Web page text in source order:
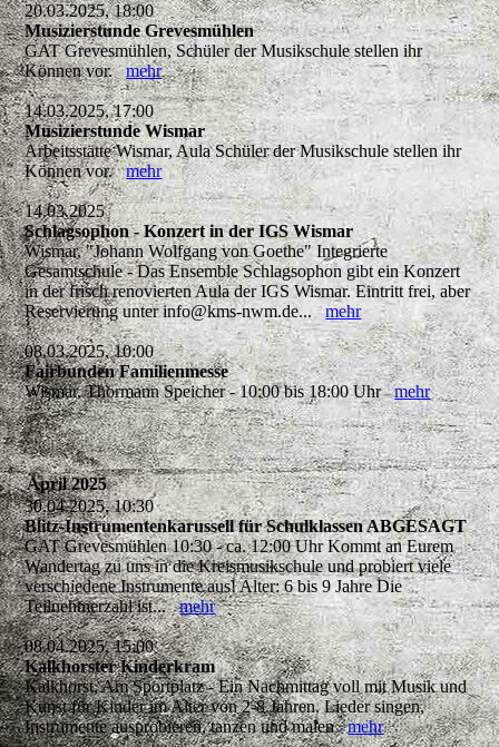
20.03.2025, 18:00
Musizierstunde Grevesmühlen
GAT Grevesmühlen, Schüler der Musikschule stellen ihr
Können vor.mehr
14.03.2025, 17:00
Musizierstunde Wismar
Arbeitsstätte Wismar, Aula Schüler der Musikschule stellen ihr
Können vor.mehr
14.03.2025
Schlagsophon - Konzert in der IGS Wismar
Wismar, "Johann Wolfgang von Goethe" Integrierte
Gesamtschule - Das Ensemble Schlagsophon gibt ein Konzert
in der frisch renovierten Aula der IGS Wismar. Eintritt frei, aber
Reservierung unter info@kms-nwm.de...mehr
08.03.2025, 10:00
Fairbunden Familienmesse
Wismar, Thormann Speicher - 10:00 bis 18:00 Uhrmehr
April 2025
30.04.2025, 10:30
Blitz-Instrumentenkarussell für Schulklassen ABGESAGT
GAT Grevesmühlen 10:30 - ca. 12:00 Uhr Kommt an Eurem
Wandertag zu uns in die Kreismusikschule und probiert viele
verschiedene Instrumente aus! Alter: 6 bis 9 Jahre Die
Teilnehmerzahl ist...mehr
08.04.2025, 15:00
Kalkhorster Kinderkram
Kalkhorst, Am Sportplatz - Ein Nachmittag voll mit Musik und
Kunst für Kinder im Alter von 2-8 Jahren. Lieder singen,
Instrumente ausprobieren, tanzen und malenmehr